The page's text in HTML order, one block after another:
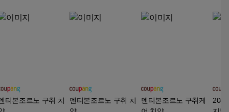
티본조르노 구취 치
덴티본조르노 구취 치
덴티본조르노 구취케